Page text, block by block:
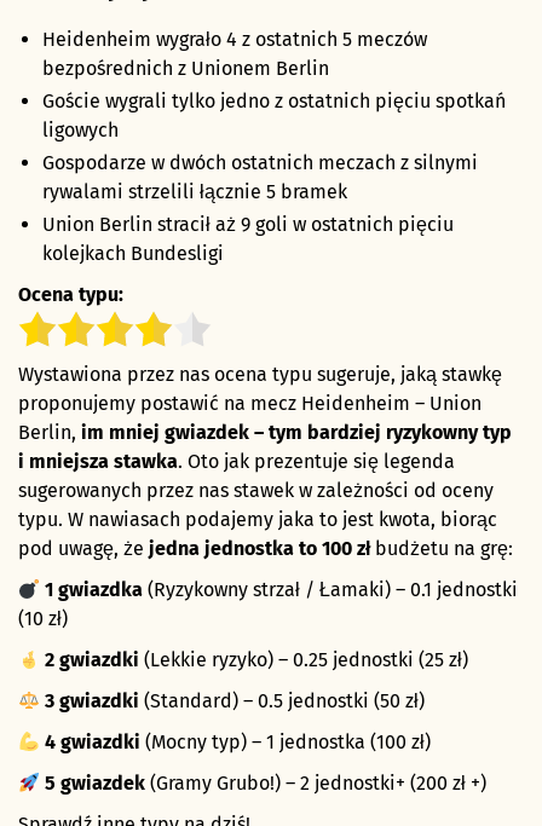
Heidenheim wygrało 4 z ostatnich 5 meczów
bezpośrednich z Unionem Berlin
Goście wygrali tylko jedno z ostatnich pięciu spotkań
ligowych
Gospodarze w dwóch ostatnich meczach z silnymi
rywalami strzelili łącznie 5 bramek
Union Berlin stracił aż 9 goli w ostatnich pięciu
kolejkach Bundesligi
Ocena typu:
Wystawiona przez nas ocena typu sugeruje, jaką stawkę
proponujemy postawić na mecz Heidenheim – Union
Berlin, im mniej gwiazdek – tym bardziej ryzykowny typ
i mniejsza stawka. Oto jak prezentuje się legenda
sugerowanych przez nas stawek w zależności od oceny
typu. W nawiasach podajemy jaka to jest kwota, biorąc
pod uwagę, że jedna jednostka to 100 złbudżetu na grę:
1 gwiazdka (Ryzykowny strzał / Łamaki) – 0.1 jednostki
(10 zł)
2 gwiazdki (Lekkie ryzyko) – 0.25 jednostki (25 zł)
3 gwiazdki (Standard) – 0.5 jednostki (50 zł)
4 gwiazdki (Mocny typ) – 1 jednostka (100 zł)
5 gwiazdek (Gramy Grubo!) – 2 jednostki+ (200 zł +)